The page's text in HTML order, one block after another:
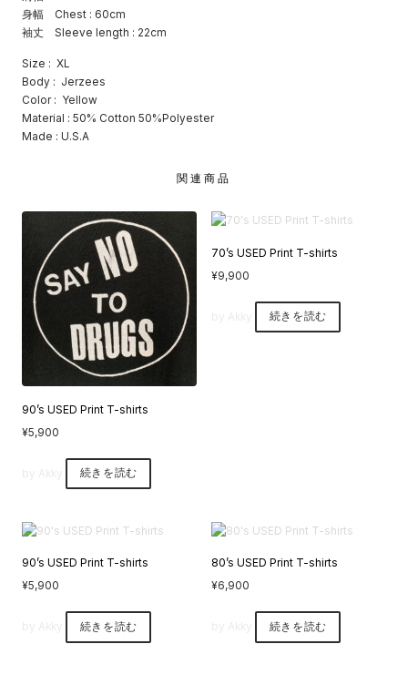
身幅 Chest : 60cm
袖丈 Sleeve length : 22cm
Size : XL
Body : Jerzees
Color : Yellow
Material : 50% Cotton 50%Polyester
Made : U.S.A
関連商品
90’s USED Print T-shirts
¥5,900
続きを読む
70’s USED Print T-shirts
¥9,900
続きを読む
90’s USED Print T-shirts
¥5,900
続きを読む
80’s USED Print T-shirts
¥6,900
続きを読む